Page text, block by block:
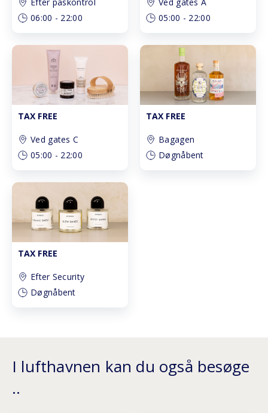
06:00 - 22:00
05:00 - 22:00
TAX FREE
Ved gates C
05:00 - 22:00
TAX FREE
Bagagen
Døgnåbent
TAX FREE
Efter Security
Døgnåbent
I lufthavnen kan du også besøge
..